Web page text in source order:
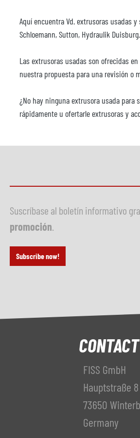
Aquí encuentra Vd. extrusoras usadas
Schloemann, Sutton, Hydraulik
Las extrusoras usadas son ofrecidas
nuestra propuesta para una revisión o
¿No hay ninguna extrusora usada
rápidamente u ofertarle extrusoras y
Suscríbase al boletín informativo
promoción
Subscribe now!
CONTACT
FISS GmbH
Hauptstraße 8
73650
Germany